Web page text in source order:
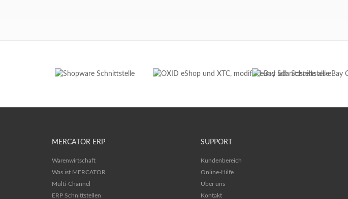
MERCATOR ERP
Warenwirtschaft
Was ist MERCATOR
Multi-Channel
ERP Schnittstellen
SUPPORT
Kundenbereich
Online-Hilfe
Über uns
Kontakt